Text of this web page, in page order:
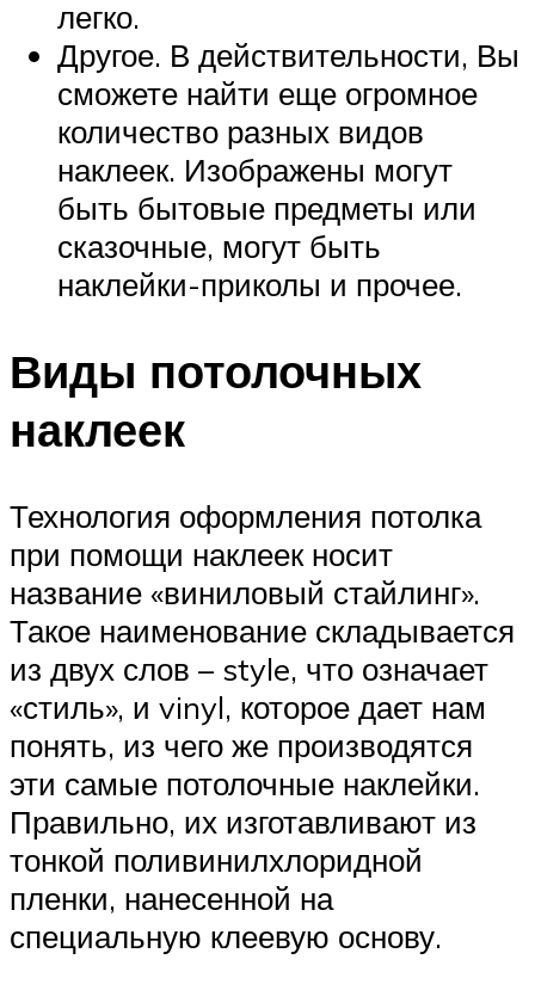
легко.
Другое. В действительности, Вы
сможете найти еще огромное
количество разных видов
наклеек. Изображены могут
быть бытовые предметы или
сказочные, могут быть
наклейки-приколы и прочее.
Виды потолочных
наклеек
Технология оформления потолка
при помощи наклеек носит
название «виниловый стайлинг».
Такое наименование складывается
из двух слов – style, что означает
«стиль», и vinyl, которое дает нам
понять, из чего же производятся
эти самые потолочные наклейки.
Правильно, их изготавливают из
тонкой поливинилхлоридной
пленки, нанесенной на
специальную клеевую основу.